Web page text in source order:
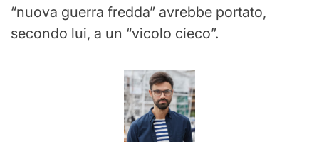
“nuova guerra fredda” avrebbe portato,
secondo lui, a un “vicolo cieco”.